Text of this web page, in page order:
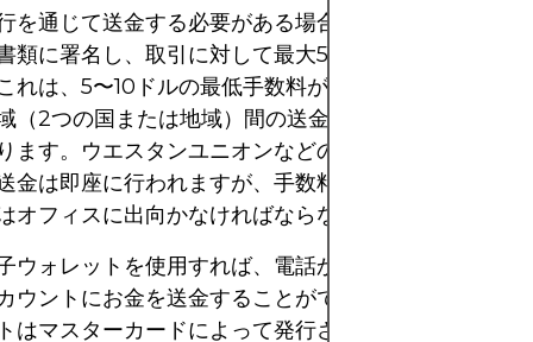
を通じて送金する必要がある場合、おそらく銀行支
類に署名し、取引に対して最大5％の手数料がかかる
れは、5〜10ドルの最低手数料がかかることが多いで
（2つの国または地域）間の送金は、到着までに3〜5
ます。ウエスタンユニオンなどの専門送金プロバイ
金は即座に行われますが、手数料が非常に高く、受
オフィスに出向かなければならない場合があります。
ウォレットを使用すれば、電話から即座に一つのア
ウントにお金を送金することができます。さらに、
はマスターカードによって発行されるプリペイドカ